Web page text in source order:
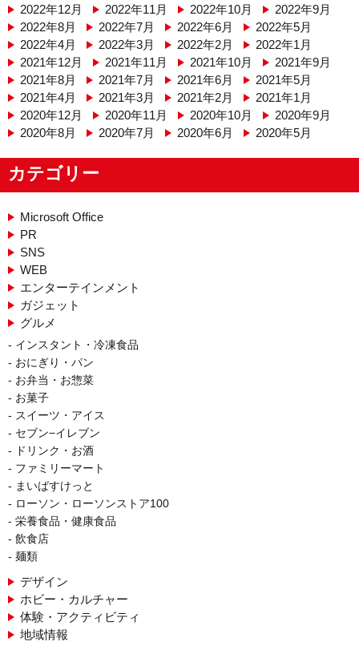
2022年12月
2022年11月 2022年10月
2022年9月
2022年8月
2022年7月 2022年6月
2022年5月
2022年4月
2022年3月 2022年2月
2022年1月
2021年12月
2021年11月 2021年10月
2021年9月
2021年8月
2021年7月 2021年6月
2021年5月
2021年4月
2021年3月 2021年2月
2021年1月
2020年12月
2020年11月 2020年10月
2020年9月
2020年8月
2020年7月 2020年6月 2020年5月
カテゴリー
Microsoft Office
PR
SNS
WEB
エンターテインメント
ガジェット
グルメ
インスタント・冷凍食品
おにぎり・パン
お弁当・お惣菜
お菓子
スイーツ・アイス
セブン−イレブン
ドリンク・お酒
ファミリーマート
まいばすけっと
ローソン・ローソンストア100
栄養食品・健康食品
飲食店
麺類
デザイン
ホビー・カルチャー
体験・アクティビティ
地域情報